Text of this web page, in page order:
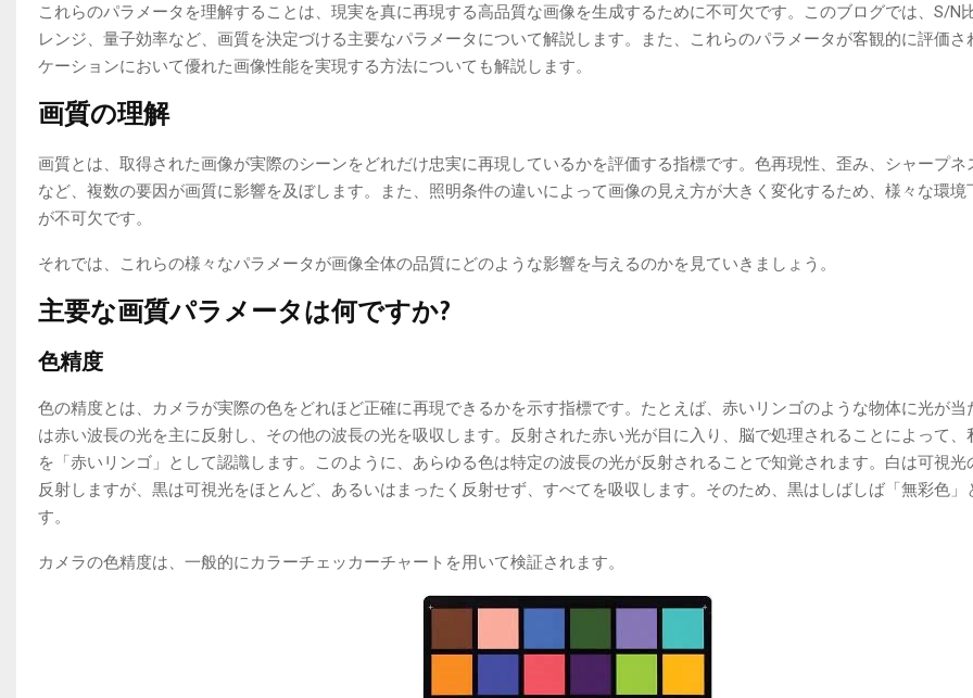
これらのパラメータを理解することは、現実を真に再現する高品質な画像を生成するために不可欠です。このブログでは、S/N
レンジ、量子効率など、画質を決定づける主要なパラメータについて解説します。また、これらのパラメータが客観的に評価さ
ケーションにおいて優れた画像性能を実現する方法についても解説します。
画質の理解
画質とは、取得された画像が実際のシーンをどれだけ忠実に再現しているかを評価する指標です。色再現性、歪み、シャープネ
など、複数の要因が画質に影響を及ぼします。また、照明条件の違いによって画像の見え方が大きく変化するため、様々な環境
が不可欠です。
それでは、これらの様々なパラメータが画像全体の品質にどのような影響を与えるのかを見ていきましょう。
主要な画質パラメータは何ですか?
色精度
色の精度とは、カメラが実際の色をどれほど正確に再現できるかを示す指標です。たとえば、赤いリンゴのような物体に光が当
は赤い波長の光を主に反射し、その他の波長の光を吸収します。反射された赤い光が目に入り、脳で処理されることによって、
を「赤いリンゴ」として認識します。このように、あらゆる色は特定の波長の光が反射されることで知覚されます。白は可視光
反射しますが、黒は可視光をほとんど、あるいはまったく反射せず、すべてを吸収します。そのため、黒はしばしば「無彩色」
す。
カメラの色精度は、一般的にカラーチェッカーチャートを用いて検証されます。